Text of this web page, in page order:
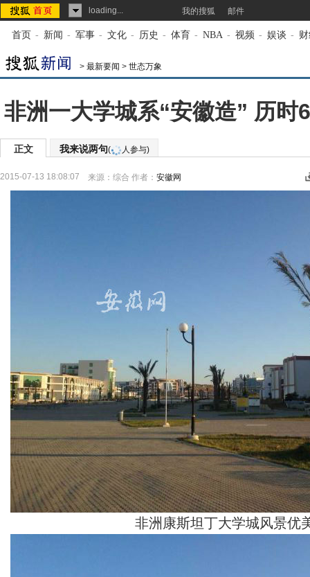
loading... 我的搜狐 邮件
首页 - 新闻 - 军事 - 文化 - 历史 - 体育 - NBA - 视频 - 娱谈 -
> 最新要闻 > 世态万象
非洲一大学城系“安徽造” 历时
正文 我来说两句( 人参与)
2015-07-13 18:08:07 来源： 综合 作者： 安徽网
非洲康斯坦丁大学城风景优